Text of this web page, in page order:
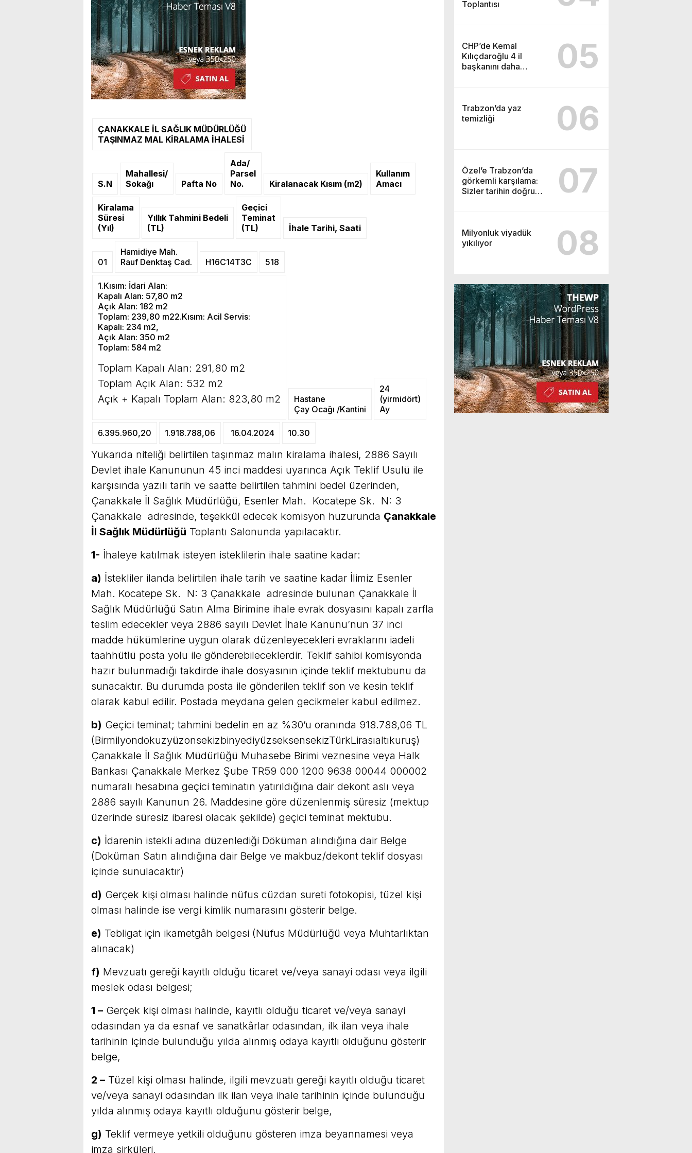
ÇANAKKALE İL SAĞLIK MÜDÜRLÜĞÜ
TAŞINMAZ MAL KİRALAMA İHALESİ
S.N
Mahallesi/
Sokağı
Pafta No
Ada/
Parsel
No.
Kiralanacak Kısım (m2)
Kullanım
Amacı
Kiralama
Süresi
(Yıl)
Yıllık Tahmini Bedeli
(TL)
Geçici
Teminat
(TL)
İhale Tarihi, Saati
01
Hamidiye Mah.
Rauf Denktaş Cad.
H16C14T3C 518
1.Kısım: İdari Alan:
Kapalı Alan: 57,80 m2
Açık Alan: 182 m2
Toplam: 239,80 m22.Kısım: Acil Servis:
Kapalı: 234 m2,
Açık Alan: 350 m2
Toplam: 584 m2
Toplam Kapalı Alan: 291,80 m2
Toplam Açık Alan: 532 m2
Açık + Kapalı Toplam Alan: 823,80 m2
Hastane
Çay Ocağı /Kantini
24
(yirmidört)
Ay
6.395.960,20 1.918.788,06 16.04.2024 10.30
Yukarıda niteliği belirtilen taşınmaz malın kiralama ihalesi, 2886 Sayılı
Devlet ihale Kanununun 45 inci maddesi uyarınca Açık Teklif Usulü ile
karşısında yazılı tarih ve saatte belirtilen tahmini bedel üzerinden,
Çanakkale İl Sağlık Müdürlüğü, Esenler Mah. Kocatepe Sk. N: 3
Çanakkale adresinde, teşekkül edecek komisyon huzurunda Çanakkale
İl Sağlık Müdürlüğü Toplantı Salonunda yapılacaktır.
1- İhaleye katılmak isteyen isteklilerin ihale saatine kadar:
a) İstekliler ilanda belirtilen ihale tarih ve saatine kadar İlimiz Esenler
Mah. Kocatepe Sk. N: 3 Çanakkale adresinde bulunan Çanakkale İl
Sağlık Müdürlüğü Satın Alma Birimine ihale evrak dosyasını kapalı zarfla
teslim edecekler veya 2886 sayılı Devlet İhale Kanunu’nun 37 inci
madde hükümlerine uygun olarak düzenleyecekleri evraklarını iadeli
taahhütlü posta yolu ile gönderebileceklerdir. Teklif sahibi komisyonda
hazır bulunmadığı takdirde ihale dosyasının içinde teklif mektubunu da
sunacaktır. Bu durumda posta ile gönderilen teklif son ve kesin teklif
olarak kabul edilir. Postada meydana gelen gecikmeler kabul edilmez.
b) Geçici teminat; tahmini bedelin en az %30’u oranında 918.788,06 TL
(BirmilyondokuzyüzonsekizbinyediyüzseksensekizTürkLirasıaltıkuruş)
Çanakkale İl Sağlık Müdürlüğü Muhasebe Birimi veznesine veya Halk
Bankası Çanakkale Merkez Şube TR59 000 1200 9638 00044 000002
numaralı hesabına geçici teminatın yatırıldığına dair dekont aslı veya
2886 sayılı Kanunun 26. Maddesine göre düzenlenmiş süresiz (mektup
üzerinde süresiz ibaresi olacak şekilde) geçici teminat mektubu.
c) İdarenin istekli adına düzenlediği Döküman alındığına dair Belge
(Doküman Satın alındığına dair Belge ve makbuz/dekont teklif dosyası
içinde sunulacaktır)
d) Gerçek kişi olması halinde nüfus cüzdan sureti fotokopisi, tüzel kişi
olması halinde ise vergi kimlik numarasını gösterir belge.
e) Tebligat için ikametgâh belgesi (Nüfus Müdürlüğü veya Muhtarlıktan
alınacak)
f) Mevzuatı gereği kayıtlı olduğu ticaret ve/veya sanayi odası veya ilgili
meslek odası belgesi;
1 – Gerçek kişi olması halinde, kayıtlı olduğu ticaret ve/veya sanayi
odasından ya da esnaf ve sanatkârlar odasından, ilk ilan veya ihale
tarihinin içinde bulunduğu yılda alınmış odaya kayıtlı olduğunu gösterir
belge,
2 – Tüzel kişi olması halinde, ilgili mevzuatı gereği kayıtlı olduğu ticaret
ve/veya sanayi odasından ilk ilan veya ihale tarihinin içinde bulunduğu
yılda alınmış odaya kayıtlı olduğunu gösterir belge,
g) Teklif vermeye yetkili olduğunu gösteren imza beyannamesi veya
imza sirküleri,
Toplantısı
CHP’de Kemal
Kılıçdaroğlu 4 il
başkanını daha
05
Trabzon’da yaz
temizliği
06
Özel’e Trabzon’da
görkemli karşılama:
Sizler tarihin doğru
07
Milyonluk viyadük
yıkılıyor
08